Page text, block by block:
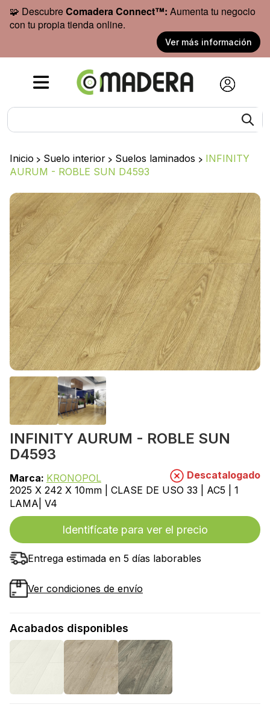
🧩 DescubreComadera Connect™: Aumenta tu negocio
con tu propia tienda online.
Ver más información
Inicio > Suelo interior > Suelos laminados > INFINITY
AURUM - ROBLE SUN D4593
INFINITY AURUM - ROBLE SUN
D4593
Marca: KRONOPOL
Descatalogado
2025 X 242 X 10mm | CLASE DE USO 33 | AC5 | 1
LAMA| V4
Identifícate para ver el precio
Entrega estimada en 5 días laborables
Ver condiciones de envío
Acabados disponibles